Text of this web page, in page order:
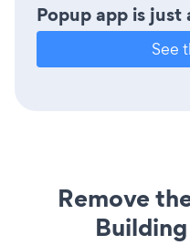
Popup app is just
See
Remove